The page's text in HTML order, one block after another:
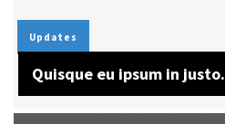
Updates
Quisque eu ipsum in justo.